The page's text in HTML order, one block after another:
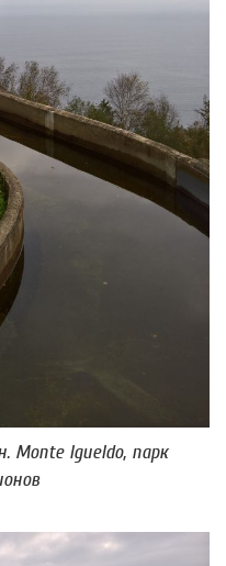
Monte Igueldo, парк